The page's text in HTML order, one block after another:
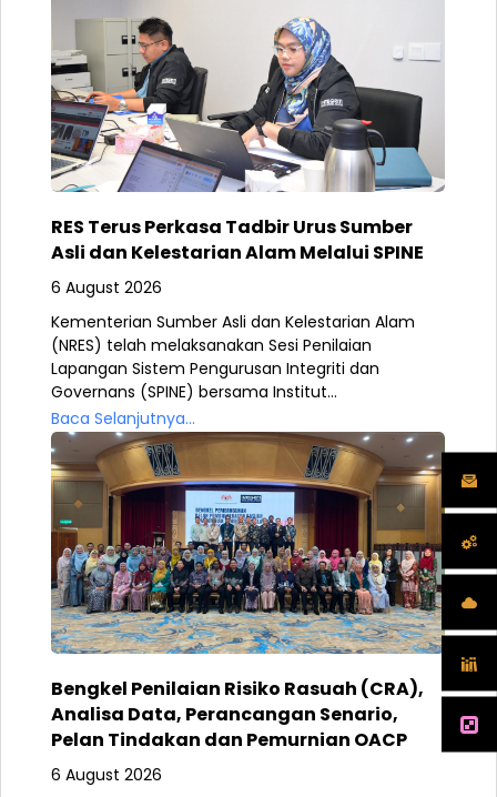
RES Terus Perkasa Tadbir Urus Sumber
Asli dan Kelestarian Alam Melalui SPINE
6 August 2026
Kementerian Sumber Asli dan Kelestarian Alam
(NRES) telah melaksanakan Sesi Penilaian
Lapangan Sistem Pengurusan Integriti dan
Governans (SPINE) bersama Institut...
Baca Selanjutnya...
Bengkel Penilaian Risiko Rasuah (CRA),
Analisa Data, Perancangan Senario,
Pelan Tindakan dan Pemurnian OACP
6 August 2026